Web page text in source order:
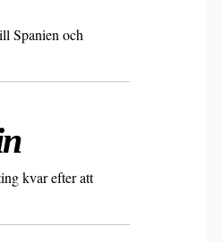
Spanien och
kvar efter att